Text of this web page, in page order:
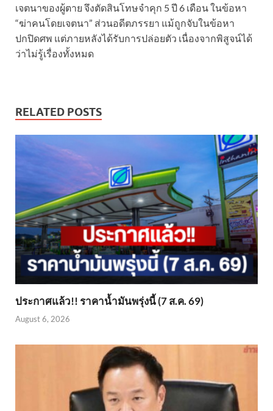
เจตนาของผู้ตาย จึงตัดสินโทษจำคุก 5 ปี 6 เดือน ในข้อหา
“ฆ่าคนโดยเจตนา” ส่วนอดีตภรรยา แม้ถูกจับในข้อหา
ปกปิดศพ แต่ภายหลังได้รับการปล่อยตัว เนื่องจากพิสูจน์ได้
ว่าไม่รู้เรื่องทั้งหมด
RELATED POSTS
ประกาศแล้ว!! ราคาน้ำมันพรุ่งนี้ (7 ส.ค. 69)
August 6, 2026